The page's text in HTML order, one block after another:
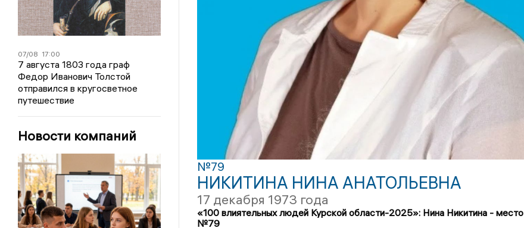
07/08 17:00
7 августа 1803 года граф
Федор Иванович Толстой
отправился в кругосветное
путешествие
Новости компаний
№79
НИКИТИНА НИНА АНАТОЛЬЕВНА
17 декабря 1973 года
«100 влиятельных людей Курской области-2025»: Нина Никитина - место
№79